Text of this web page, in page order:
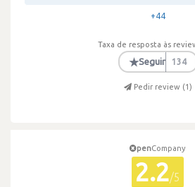
+44
Taxa de resposta às
★Seguir 134
Pedir review (1)
penCompany
2.2/5